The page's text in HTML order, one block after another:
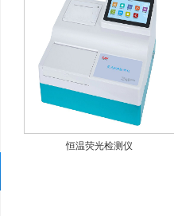
恒温荧光检测仪